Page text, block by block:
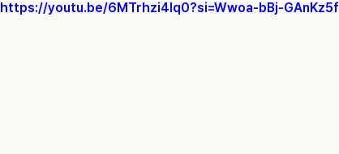
https://youtu.be/6MTrhzi4Iq0?si=Wwoa-bBj-GAnKz5f